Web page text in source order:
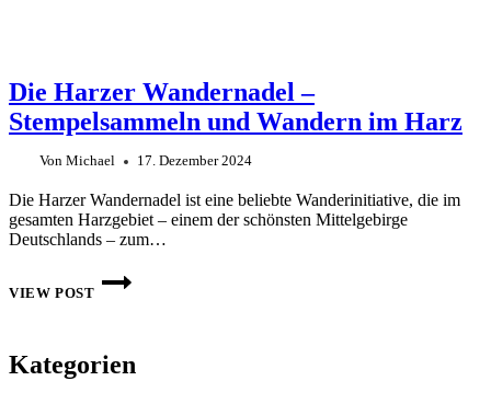
Die Harzer Wandernadel –
Stempelsammeln und Wandern im Harz
Von Michael 17. Dezember 2024
Die Harzer Wandernadel ist eine beliebte Wanderinitiative, die im
gesamten Harzgebiet – einem der schönsten Mittelgebirge
Deutschlands – zum…
VIEW POSTHARZER
UND
WANDERN
Kategorien